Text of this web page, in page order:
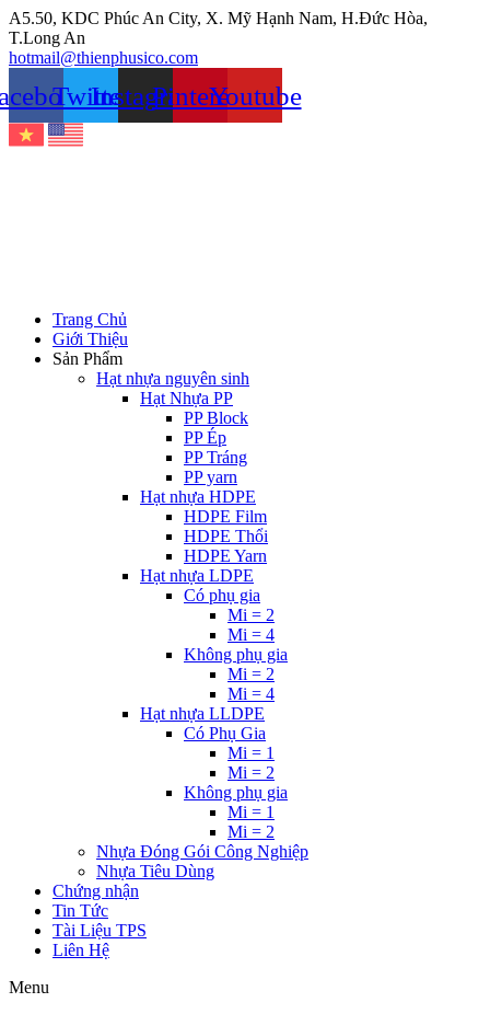
Chuyển
đến
nội
A5.50, KDC Phúc An City, X. Mỹ Hạnh Nam, H.Đức Hòa,
T.Long An
hotmail@thienphusico.com
TwitterInstagramPinterestYoutube
Trang Chủ
Giới Thiệu
Sản Phẩm
Hạt nhựa nguyên sinh
Hạt Nhựa PP
PP Block
PP Ép
PP Tráng
PP yarn
Hạt nhựa HDPE
HDPE Film
HDPE Thổi
HDPE Yarn
Hạt nhựa LDPE
Có phụ gia
Mi = 2
Mi = 4
Không phụ gia
Mi = 2
Mi = 4
Hạt nhựa LLDPE
Có Phụ Gia
Mi = 1
Mi = 2
Không phụ gia
Mi = 1
Mi = 2
Nhựa Đóng Gói Công Nghiệp
Nhựa Tiêu Dùng
Chứng nhận
Tin Tức
Tài Liệu TPS
Liên Hệ
Menu